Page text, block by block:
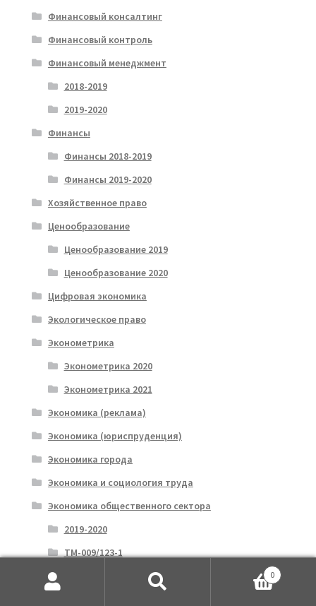
Финансовый консалтинг
Финансовый контроль
Финансовый менеджмент
2018-2019
2019-2020
Финансы
Финансы 2018-2019
Финансы 2019-2020
Хозяйственное право
Ценообразование
Ценообразование 2019
Ценообразование 2020
Цифровая экономика
Экологическое право
Эконометрика
Эконометрика 2020
Эконометрика 2021
Экономика (реклама)
Экономика (юриспруденция)
Экономика города
Экономика и социология труда
Экономика общественного сектора
2019-2020
ТМ-009/123-1
Экономика организации
0